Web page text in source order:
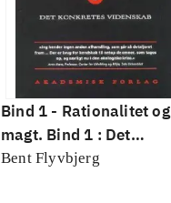
Bind 1 - Rationalitet og
magt. Bind 1 : Det
konkretes videnskab
Bent Flyvbjerg